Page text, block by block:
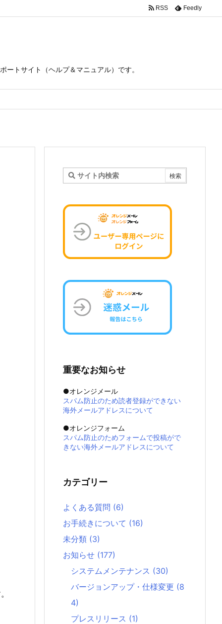
トサイト（ヘルプ＆マニュアル）です。
RSS Feedly
重要なお知らせ
●オレンジメール
スパム防止のため読者登録ができない
海外メールアドレスについて
●オレンジフォーム
スパム防止のためフォームで投稿がで
きない海外メールアドレスについて
カテゴリー
よくある質問 (6)
お手続きについて (16)
未分類 (3)
お知らせ (177)
システムメンテナンス (30)
バージョンアップ・仕様変更 (8
4)
プレスリリース (1)